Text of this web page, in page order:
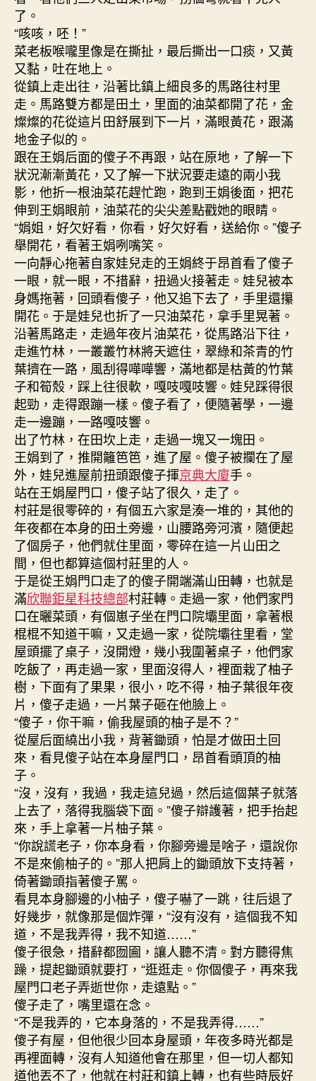
了。
“咳咳，呸！”
菜老板喉嚨里像是在撕扯，最后撕出一口痰，又黃
又黏，吐在地上。
從鎮上走出往，沿著比鎮上細良多的馬路往村里
走。馬路雙方都是田土，里面的油菜都開了花，金
燦燦的花從這片田舒展到下一片，滿眼黃花，跟滿
地金子似的。
跟在王娟后面的傻子不再跟，站在原地，了解一下
狀況漸漸黃花，又了解一下狀況要走遠的兩小我
影，他折一根油菜花趕忙跑，跑到王娟後面，把花
伸到王娟眼前，油菜花的尖尖差點戳她的眼睛。
“娟姐，好欠好看，你看，好欠好看，送給你。”傻子
舉開花，看著王娟咧嘴笑。
一向靜心拖著自家娃兒走的王娟終于昂首看了傻子
一眼，就一眼，不措辭，扭過火接著走。娃兒被本
身媽拖著，回頭看傻子，他又追下去了，手里還攥
開花。于是娃兒也折了一只油菜花，拿手里晃著。
沿著馬路走，走過年夜片油菜花，從馬路沿下往，
走進竹林，一叢叢竹林將天遮住，翠綠和茶青的竹
葉擠在一路，風刮得嘩嘩響，滿地都是枯黃的竹葉
子和筍殼，踩上往很軟，嘎吱嘎吱響。娃兒踩得很
起勁，走得跟蹦一樣。傻子看了，便隨著學，一邊
走一邊蹦，一路嘎吱響。
出了竹林，在田坎上走，走過一塊又一塊田。
王娟到了，推開籬笆笆，進了屋。傻子被攔在了屋
外，娃兒進屋前扭頭跟傻子揮京典大廈手。
站在王娟屋門口，傻子站了很久，走了。
村莊是很零碎的，有個五六家是湊一堆的，其他的
年夜都在本身的田土旁邊，山腰路旁河濱，隨便起
了個房子，他們就住里面，零碎在這一片山田之
間，但也都算這個村莊里的人。
于是從王娟門口走了的傻子開端滿山田轉，也就是
滿欣聯鉅星科技總部村莊轉。走過一家，他們家門
口在曬菜頭，有個崽子坐在門口院壩里面，拿著根
棍棍不知道干嘛，又走過一家，從院壩往里看，堂
屋頭擺了桌子，沒開燈，幾小我圍著桌子，他們家
吃飯了，再走過一家，里面沒得人，裡面栽了柚子
樹，下面有了果果，很小，吃不得，柚子葉很年夜
片，傻子走過，一片葉子砸在他臉上。
“傻子，你干嘛，偷我屋頭的柚子是不？”
從屋后面繞出小我，背著鋤頭，怕是才做田土回
來，看見傻子站在本身屋門口，昂首看頭頂的柚
子。
“沒，沒有，我過，我走這兒過，然后這個葉子就落
上去了，落得我腦袋下面。”傻子辯護著，把手抬起
來，手上拿著一片柚子葉。
“你說謊老子，你本身看，你腳旁邊是啥子，還說你
不是來偷柚子的。”那人把肩上的鋤頭放下支持著，
倚著鋤頭指著傻子罵。
看見本身腳邊的小柚子，傻子嚇了一跳，往后退了
好幾步，就像那是個炸彈，“沒有沒有，這個我不知
道，不是我弄得，我不知道……”
傻子很急，措辭都囫圇，讓人聽不清。對方聽得焦
躁，提起鋤頭就要打，“逛逛走。你個傻子，再來我
屋門口老子弄逝世你，走遠點。”
傻子走了，嘴里還在念。
“不是我弄的，它本身落的，不是我弄得……”
傻子有屋，但他很少回本身屋頭，年夜多時光都是
再裡面轉，沒有人知道他會在那里，但一切人都知
道他丟不了，他就在村莊和鎮上轉，也有些時辰好